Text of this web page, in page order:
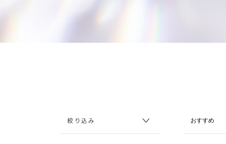
絞り込み